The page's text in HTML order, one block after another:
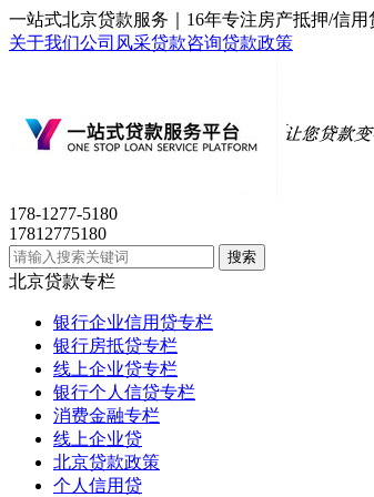
一站式北京贷款服务｜16年专注房产抵押/信
关于我们公司风采贷款咨询贷款政策
178-1277-5180
17812775180
北京贷款专栏
银行企业信用贷专栏
银行房抵贷专栏
线上企业贷专栏
银行个人信贷专栏
消费金融专栏
线上企业贷
北京贷款政策
个人信用贷